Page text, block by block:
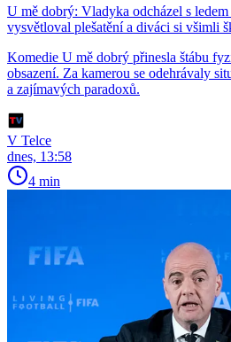
U mě dobrý: Vladyka odcházel s
vysvětloval plešatění a diváci si všimli
Komedie U mě dobrý přinesla štábu
obsazení. Za kamerou se odehrávaly
a zajímavých paradoxů.
V Telce
dnes, 13:58
4 min